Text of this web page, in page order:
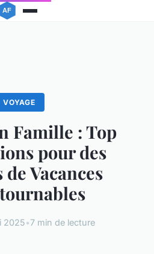
VOYAGE
Famille : Top
pour des
Vacances
2025•7 min de lecture